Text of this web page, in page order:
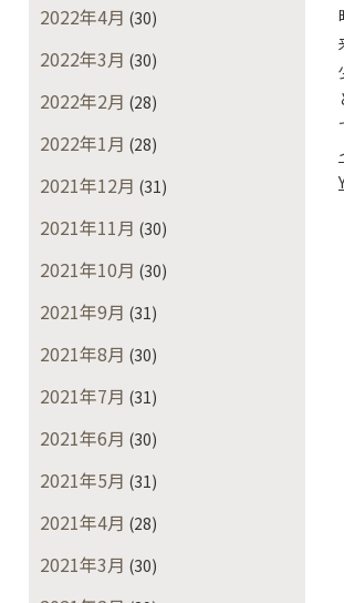
2022年4月 (30)
2022年3月 (30)
2022年2月 (28)
2022年1月 (28)
2021年12月 (31)
2021年11月 (30)
2021年10月 (30)
2021年9月 (31)
2021年8月 (30)
2021年7月 (31)
2021年6月 (30)
2021年5月 (31)
2021年4月 (28)
2021年3月 (30)